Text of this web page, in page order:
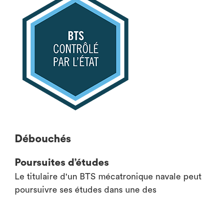
Débouchés
Poursuites d’études
Le titulaire d'un BTS mécatronique navale peut
poursuivre ses études dans une des